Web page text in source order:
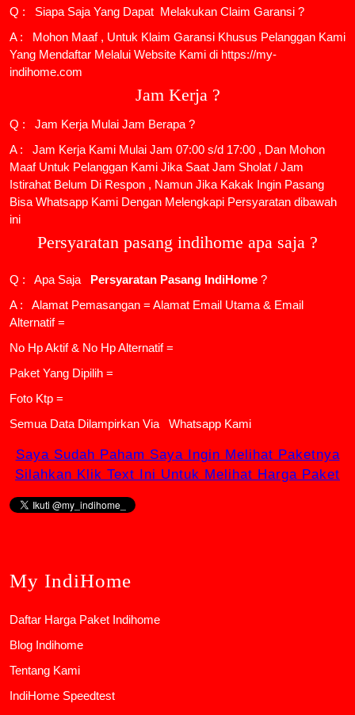
Q : Siapa Saja Yang Dapat Melakukan Claim Garansi ?
A : Mohon Maaf , Untuk Klaim Garansi Khusus Pelanggan Kami
Yang Mendaftar Melalui Website Kami di https://my-
indihome.com
Jam Kerja ?
Q : Jam Kerja Mulai Jam Berapa ?
A : Jam Kerja Kami Mulai Jam 07:00 s/d 17:00 , Dan Mohon
Maaf Untuk Pelanggan Kami Jika Saat Jam Sholat / Jam
Istirahat Belum Di Respon , Namun Jika Kakak Ingin Pasang
Bisa Whatsapp Kami Dengan Melengkapi Persyaratan dibawah
ini
Persyaratan pasang indihome apa saja ?
Q : Apa Saja Persyaratan Pasang IndiHome ?
A : Alamat Pemasangan = Alamat Email Utama & Email
Alternatif =
No Hp Aktif & No Hp Alternatif =
Paket Yang Dipilih =
Foto Ktp =
Semua Data Dilampirkan Via
Whatsapp Kami
Saya Sudah Paham Saya Ingin Melihat Paketnya
Silahkan Klik Text Ini Untuk Melihat Harga Paket
My IndiHome
Daftar Harga Paket Indihome
Blog Indihome
Tentang Kami
IndiHome Speedtest